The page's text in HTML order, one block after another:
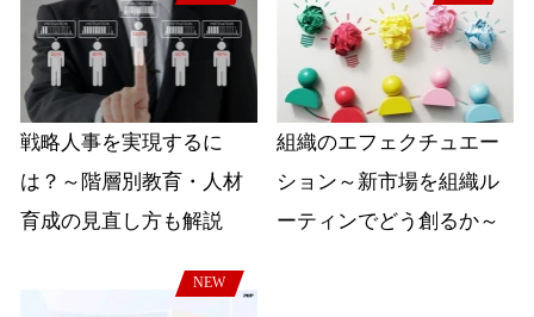
戦略人事を実現するに
は？～階層別教育・人材
育成の見直し方も解説
組織のエフェクチュエー
ション～新市場を組織ル
ーティンでどう創るか～
NEW